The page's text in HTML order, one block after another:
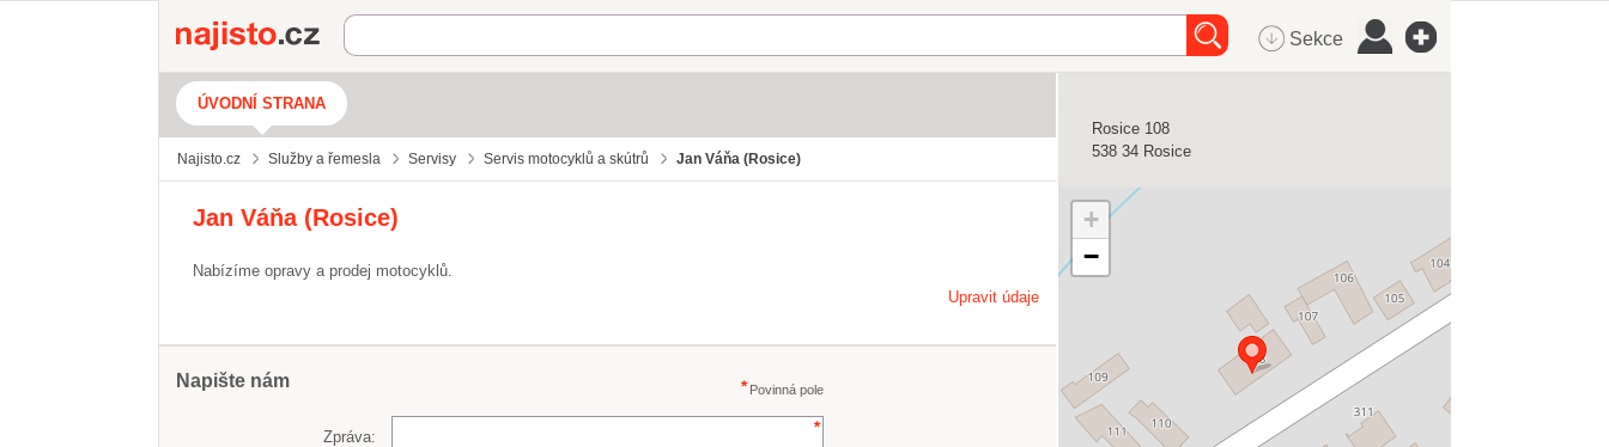
Najisto.cz Sekce
ÚVODNÍ STRANA
Najisto.cz Služby a řemesla Servisy Servis motocyklů a skútrů Jan Váňa (Rosice)
Jan Váňa (Rosice)
Nabízíme opravy a prodej motocyklů.
Upravit údaje
Napište nám Povinná pole
Zpráva:
Rosice 108
538 34 Rosice
+
−